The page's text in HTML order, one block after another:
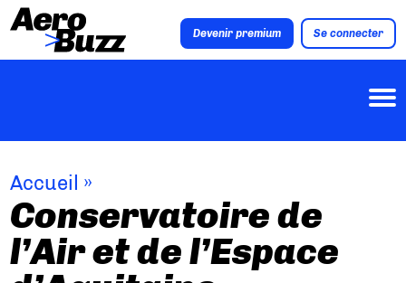
Devenir premium Se connecter
Accueil »
Conservatoire de
l’Air et de l’Espace